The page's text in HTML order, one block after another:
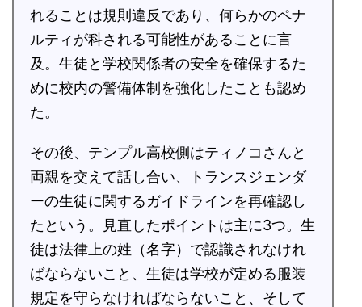
れることは規則違反であり、何らかのペナ
ルティが科される可能性があることに言
及。生徒と学校関係者の安全を確保するた
めに校内の警備体制を強化したことも認め
た。
その後、テンプル高校側はティノコさんと
両親を交えて話し合い、トランスジェンダ
ーの生徒に関するガイドラインを再確認し
たという。見直したポイントは主に3つ。生
徒は法律上の姓（名字）で認識されなけれ
ばならないこと、生徒は学校が定める服装
規定を守らなければならないこと、そして